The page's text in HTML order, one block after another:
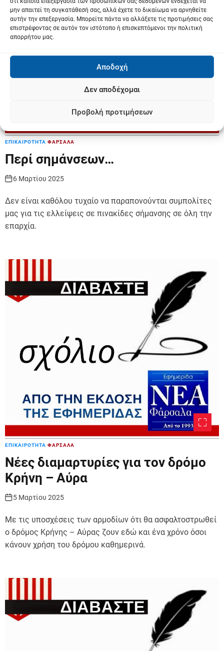
μην απαιτεί τη συγκατάθεσή σας, αλλά έχετε το δικαίωμα να αρνηθείτε
αυτήν την επεξεργασία. Μπορείτε πάντα να αλλάξετε τις προτιμήσεις σας
επιστρέφοντας σε αυτόν τον ιστότοπο ή επισκεπτόμενοι την πολιτική
απορρήτου μας.
Αποδοχή
Δεν αποδέχομαι
Προβολή προτιμήσεων
ΕΠΙΚΑΙΡΟΤΗΤΑ ΦΑΡΣΑΛΑ
Περί σημάνσεων…
6 Μαρτίου 2025
Δεν είναι καθόλου τυχαίο να παραπονούνται συμπολίτες
μας για τις ελλείψεις σε πινακίδες σήμανσης σε όλη την
επαρχία.
ΕΠΙΚΑΙΡΟΤΗΤΑ ΦΑΡΣΑΛΑ
Νέες διαμαρτυρίες για τον δρόμο
Κρήνη – Αύρα
5 Μαρτίου 2025
Με τις υποσχέσεις των αρμοδίων ότι θα ασφαλτοστρωθεί
ο δρόμος Κρήνης – Αύρας ζουν εδώ και ένα χρόνο όσοι
κάνουν χρήση του δρόμου καθημερινά.